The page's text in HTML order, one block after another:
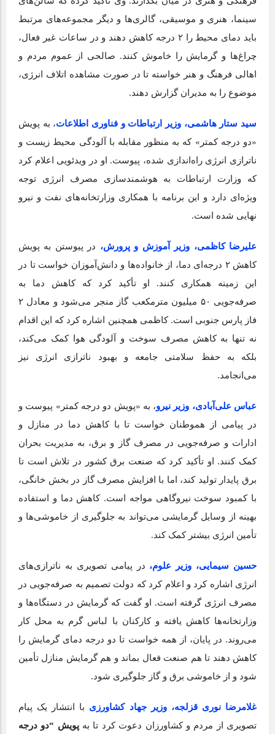
سینما، هنری و موسیقی، گالری‌ها و دیگر مجموعه‌های مرتبط
باید دمای محیط را ۲ درجه کاهش دهند و در ساعات غیر فعال،
چراغ‌ها و گرمایش را خاموش کنند. صالحی از عموم مردم و
اهالی فرهنگ و هنر خواسته تا در صورت مشاهده اتلاف انرژی،
موضوع را به مدیران گزارش دهند.
سید ستار هاشمی، وزیر ارتباطات و فناوری اطلاعات، به پویش
«دو درجه کمتر» که به منظور مقابله با آلودگی محیط زیست و
ناترازی انرژی راه‌اندازی شده، پیوست. او در ویدئویی اعلام کرد
که وزارت ارتباطات به هوشمندسازی مصرف انرژی توجه
ویژه‌ای دارد و این برنامه با همکاری وزارتخانه‌های نفت و نیرو
نهایی شده است.
علیرضا کاظمی، وزیر آموزش و پرورش، در پیوستن به پویش
کاهش ۲ درجه‌ای دما، از خانواده‌ها و دانش‌آموزان خواست تا در
این زمینه همکاری کنند. او تأکید کرد که کاهش دما به
صرفه‌جویی ۵۰ میلیون مترمکعب گاز منجر می‌شود و معادل ۲
فاز پارس جنوبی است. کاظمی همچنین اشاره کرد که این اقدام
نه تنها به کاهش مصرف سوخت و آلودگی هوا کمک می‌کند،
بلکه به حفظ سلامتی جامعه و بهبود ناترازی انرژی نیز
می‌انجامد.
عباس علی‌آبادی، وزیر نیرو، به «پویش دو درجه کمتر» پیوست و
در پیامی از هموطنان خواست تا با کاهش دما در منازل و
ادارات و صرفه‌جویی در مصرف گاز و برق، به مدیریت بحران
کمک کنند. او تأکید کرد که صنعت برق کشور در تلاش است تا
برق پایدار تولید کند، اما با افزایش مصرف گاز در بخش خانگی،
با کمبود سوخت نیروگاهی مواجه است. کاهش دما و استفاده
بهینه از وسایل گرمایشی می‌تواند به جلوگیری از خاموشی‌ها و
تأمین انرژی بیشتر کمک کند.
حسین سیمایی، وزیر علوم، در پیامی تصویری به ناترازی‌های
انرژی اشاره کرد و اعلام کرد که دولت تصمیم به صرفه‌جویی در
مصرف انرژی گرفته است. او گفت که گرمایش در دستگاه‌ها و
وزارتخانه‌ها کاهش یافته و کارکنان با لباس گرم به محل کار
می‌روند. در پایان، از همه خواست تا دو درجه دمای گرمایش را
کاهش دهند تا هم صنعت فعال بماند و هم گرمایش منازل تأمین
شود و از خاموشی برق و گاز جلوگیری شود.
غلامرضا نوری قزلجه، وزیر جهاد کشاورزی با انتشار یک پیام
تصویری از مردم و کشاورزان دعوت کرد تا بهپویش “دو درجه